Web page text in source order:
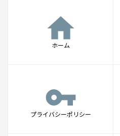
home
ホーム
vpn_key
プライバシーポリシー